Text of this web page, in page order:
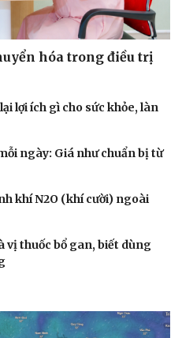
hóa trong điều trị
lợi ích gì cho sức khỏe, làn
ngày: Giá như chuẩn bị từ
khí N2O (khí cười) ngoài
vị thuốc bổ gan, biết dùng